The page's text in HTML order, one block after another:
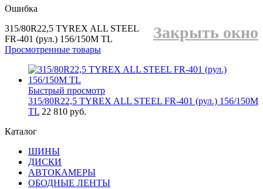
Ошибка
Закрыть окно
315/80R22,5 TYREX ALL STEEL
FR-401 (рул.) 156/150M TL
Просмотренные товары
Быстрый просмотр
315/80R22,5 TYREX ALL STEEL FR-401 (рул.) 156/150M
TL 22 810 руб.
Каталог
ШИНЫ
ДИСКИ
АВТОКАМЕРЫ
ОБОДНЫЕ ЛЕНТЫ